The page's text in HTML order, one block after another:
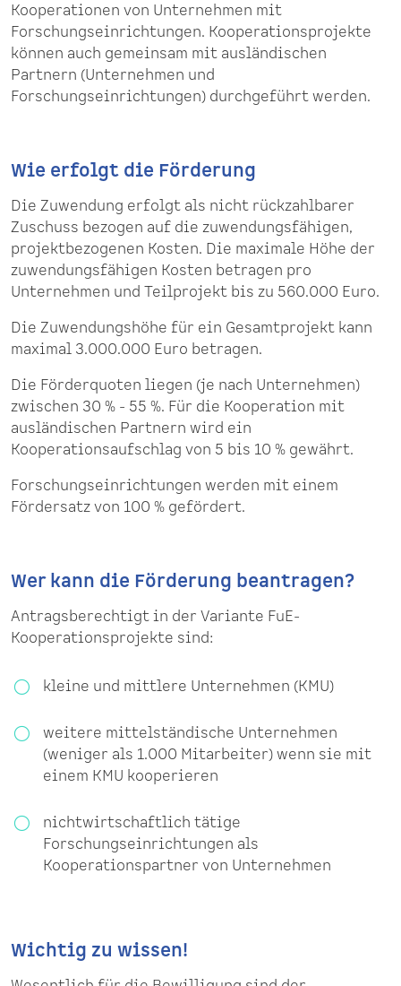
Kooperationen von Unternehmen mit
Forschungseinrichtungen. Kooperationsprojekte
können auch gemeinsam mit ausländischen
Partnern (Unternehmen und
Forschungseinrichtungen) durchgeführt werden.
Wie erfolgt die Förderung
Die Zuwendung erfolgt als nicht rückzahlbarer
Zuschuss bezogen auf die zuwendungsfähigen,
projektbezogenen Kosten. Die maximale Höhe der
zuwendungsfähigen Kosten betragen pro
Unternehmen und Teilprojekt bis zu 560.000 Euro.
Die Zuwendungshöhe für ein Gesamtprojekt kann
maximal 3.000.000 Euro betragen.
Die Förderquoten liegen (je nach Unternehmen)
zwischen 30 % - 55 %. Für die Kooperation mit
ausländischen Partnern wird ein
Kooperationsaufschlag von 5 bis 10 % gewährt.
Forschungseinrichtungen werden mit einem
Fördersatz von 100 % gefördert.
Wer kann die Förderung beantragen?
Antragsberechtigt in der Variante FuE-
Kooperationsprojekte sind:
kleine und mittlere Unternehmen (KMU)
weitere mittelständische Unternehmen
(weniger als 1.000 Mitarbeiter) wenn sie mit
einem KMU kooperieren
nichtwirtschaftlich tätige
Forschungseinrichtungen als
Kooperationspartner von Unternehmen
Wichtig zu wissen!